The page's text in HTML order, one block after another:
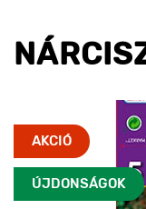
AKCIÓ
ÚJDONSÁGOK